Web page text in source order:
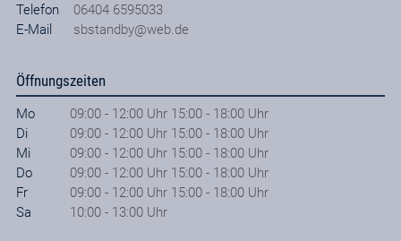
Telefon
06404 6595033
E-Mail
sbstandby@web.de
Öffnungszeiten
Mo
09:00 - 12:00 Uhr 15:00 - 18:00 Uhr
Di
09:00 - 12:00 Uhr 15:00 - 18:00 Uhr
Mi
09:00 - 12:00 Uhr 15:00 - 18:00 Uhr
Do
09:00 - 12:00 Uhr 15:00 - 18:00 Uhr
Fr
09:00 - 12:00 Uhr 15:00 - 18:00 Uhr
Sa
10:00 - 13:00 Uhr